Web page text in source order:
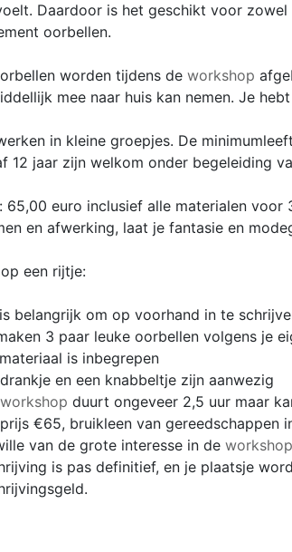
Daardoor is het geschikt voor
oorbellen.
worden tijdens de workshop
mee naar huis kan nemen. Je
in kleine groepjes. De
12 jaar zijn welkom onder begeleiding
65,00 euro inclusief alle materialen
en afwerking, laat je fantasie en
een rijtje:
belangrijk om op voorhand in te
3 paar leuke oorbellen volgens je
is inbegrepen
en een knabbeltje zijn aanwezig
workshop duurt ongeveer 2,5 uur maar
€65, bruikleen van gereedschappen
van de grote interesse in de
is pas definitief, en je plaatsje